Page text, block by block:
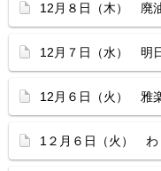
12月８日（木） 廃
12月７日（水） 明
12月６日（火） 雅
1２月６日（火） わ